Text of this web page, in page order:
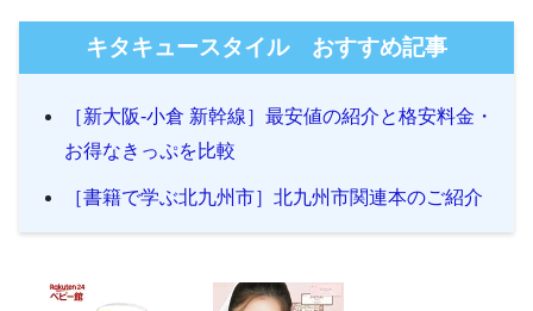
キタキュースタイル おすすめ記事
［新大阪-小倉 新幹線］最安値の紹介と格安料金・
お得なきっぷを比較
［書籍で学ぶ北九州市］北九州市関連本のご紹介